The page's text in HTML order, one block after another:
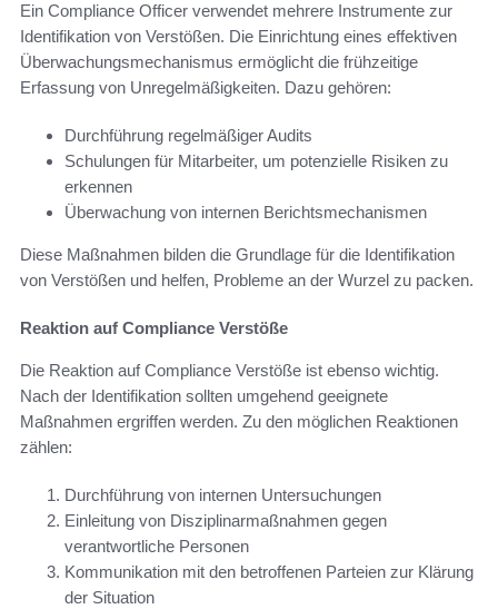
Ein Compliance Officer verwendet mehrere Instrumente zur
Identifikation von Verstößen. Die Einrichtung eines effektiven
Überwachungsmechanismus ermöglicht die frühzeitige
Erfassung von Unregelmäßigkeiten. Dazu gehören:
Durchführung regelmäßiger Audits
Schulungen für Mitarbeiter, um potenzielle Risiken zu
erkennen
Überwachung von internen Berichtsmechanismen
Diese Maßnahmen bilden die Grundlage für die Identifikation
von Verstößen und helfen, Probleme an der Wurzel zu packen.
Reaktion auf Compliance Verstöße
Die Reaktion auf Compliance Verstöße ist ebenso wichtig.
Nach der Identifikation sollten umgehend geeignete
Maßnahmen ergriffen werden. Zu den möglichen Reaktionen
zählen:
Durchführung von internen Untersuchungen
Einleitung von Disziplinarmaßnahmen gegen
verantwortliche Personen
Kommunikation mit den betroffenen Parteien zur Klärung
der Situation